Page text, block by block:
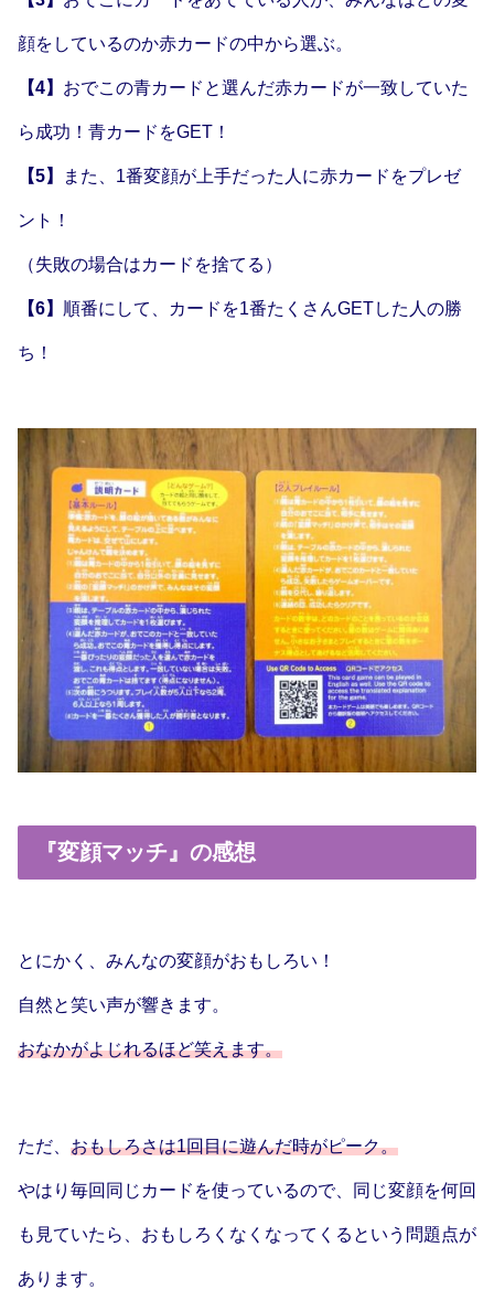
顔をしているのか赤カードの中から選ぶ。
【4】 おでこの青カードと選んだ赤カードが一致していた
ら成功！青カードをGET！
【5】 また、1番変顔が上手だった人に赤カードをプレゼ
ント！
（失敗の場合はカードを捨てる）
【6】 順番にして、カードを1番たくさんGETした人の勝
ち！
『変顔マッチ』の感想
とにかく、みんなの変顔がおもしろい！
自然と笑い声が響きます。
おなかがよじれるほど笑えます。
ただ、 おもしろさは1回目に遊んだ時がピーク。
やはり毎回同じカードを使っているので、同じ変顔を何回
も見ていたら、おもしろくなくなってくるという問題点が
あります。